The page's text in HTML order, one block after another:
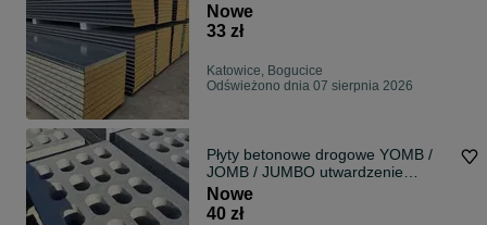
Nowe
33 zł
Katowice, Bogucice
Odświeżono dnia 07 sierpnia 2026
Płyty betonowe drogowe YOMB /
JOMB / JUMBO utwardzenie
100x75x12,5cm
Nowe
40 zł